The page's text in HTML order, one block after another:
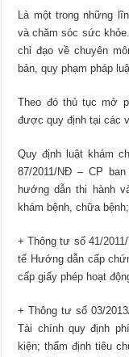
Là một trong những
và chăm sóc sức
chỉ đạo về chuyên
bản, quy phạm pháp
Theo đó thủ tục mở
được quy định tại các
Quy định luật khám
87/2011/NĐ – CP
hướng dẫn thi hành
khám bệnh, chữa bệnh;
+ Thông tư số 41/
tế Hướng dẫn cấp
cấp giấy phép hoạt
+ Thông tư số 03/
Tài chính quy định
kiện; thẩm định tiêu